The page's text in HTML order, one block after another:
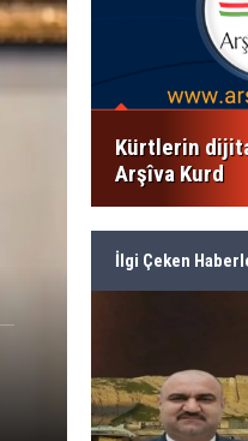
Kürtlerin
Arşîva Kurd
İlgi Çeken